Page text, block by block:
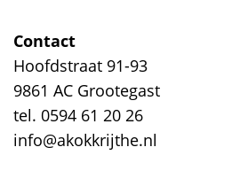
Contact
Hoofdstraat 91-93
9861 AC Grootegast
tel. 0594 61 20 26
info@akokkrijthe.nl